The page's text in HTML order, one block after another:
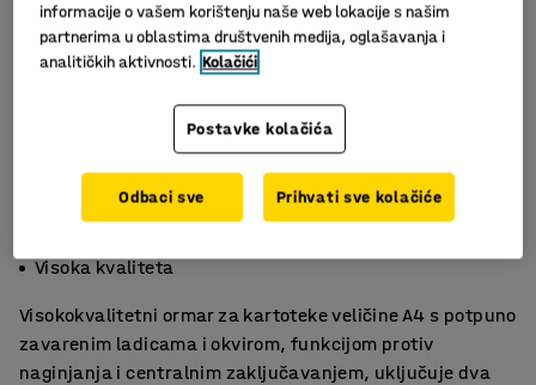
Funkcija protiv naginjanja
Visoka kvaliteta
Visokokvalitetni ormar za kartoteke veličine A4 s potpuno
zavarenim ladicama i okvirom, funkcijom protiv
naginjanja i centralnim zaključavanjem, uključuje dva
informacije o vašem korištenju naše web lokacije s našim
partnerima u oblastima društvenih medija, oglašavanja i
analitičkih aktivnosti. Kolačići
Postavke kolačića
Odbaci sve Prihvati sve kolačiće